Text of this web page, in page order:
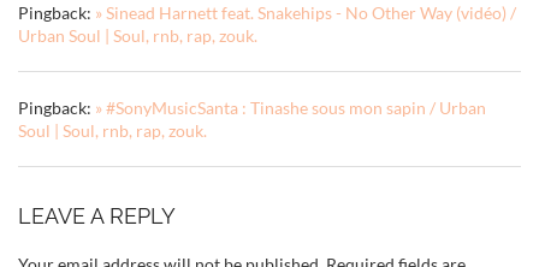
Pingback: » Sinead Harnett feat. Snakehips - No Other Way (vidéo) /
Urban Soul | Soul, rnb, rap, zouk.
Pingback: » #SonyMusicSanta : Tinashe sous mon sapin / Urban
Soul | Soul, rnb, rap, zouk.
LEAVE A REPLY